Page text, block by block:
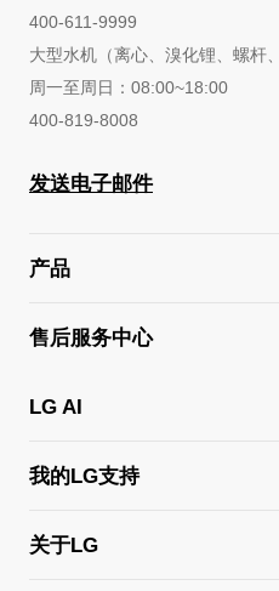
400-611-9999
大型水机（离心、溴化锂、螺杆
周一至周日：08:00~18:00
400-819-8008
发送电子邮件
产品
售后服务中心
LG AI
我的LG支持
关于LG